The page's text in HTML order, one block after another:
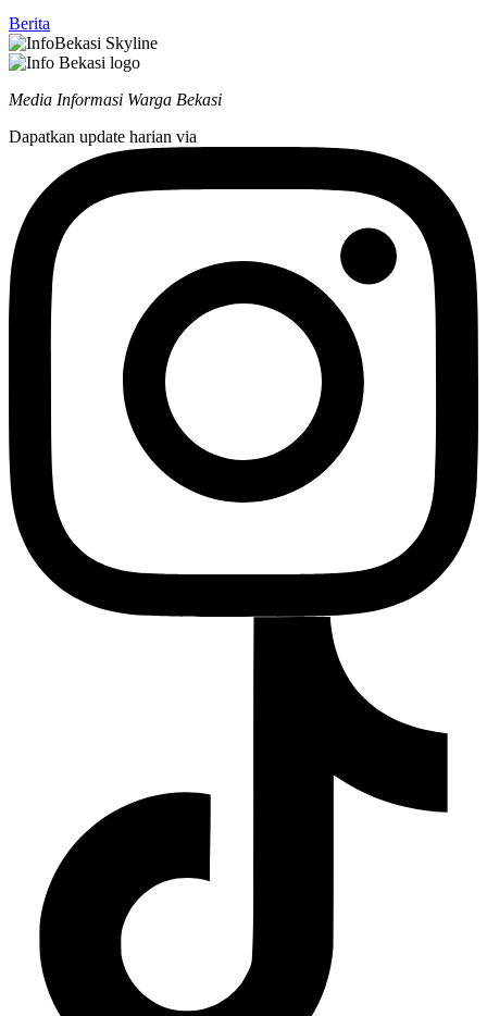
Berita
Media Informasi Warga Bekasi
Dapatkan update harian via